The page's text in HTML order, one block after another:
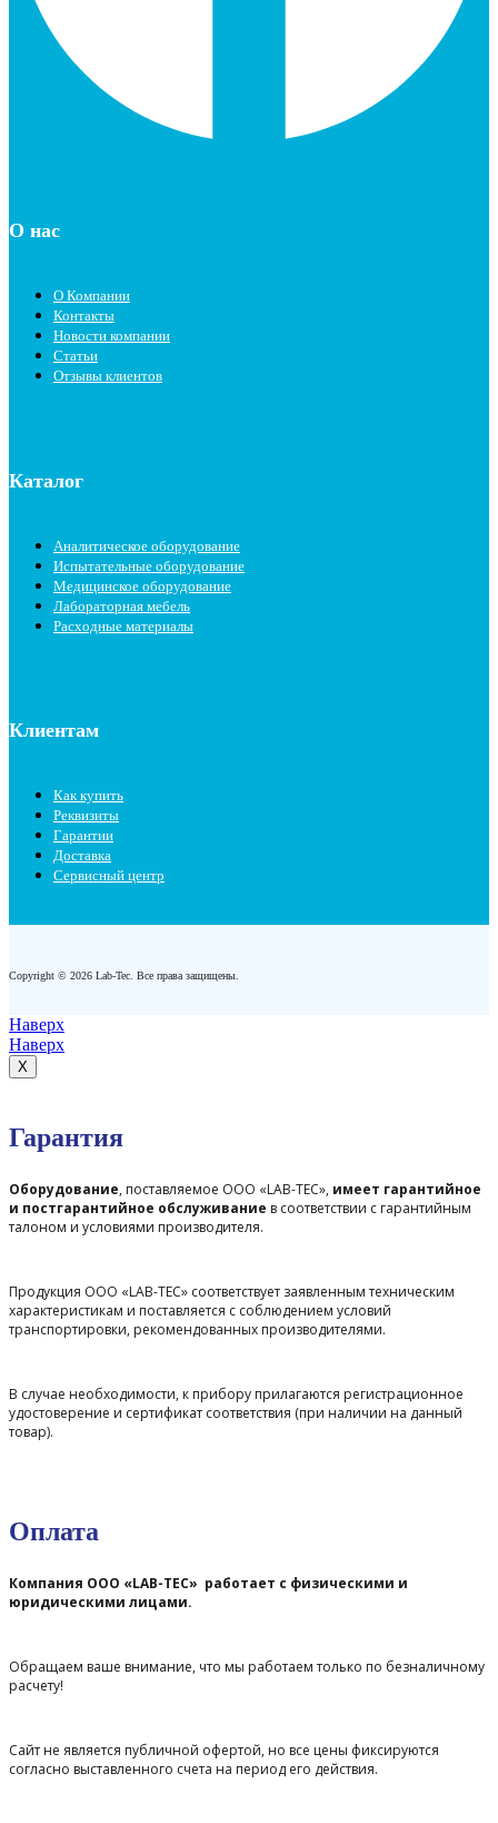
О нас
О Компании
Контакты
Новости компании
Статьи
Отзывы клиентов
Каталог
Аналитическое оборудование
Испытательные оборудование
Медицинское оборудование
Лабораторная мебель
Расходные материалы
Клиентам
Как купить
Реквизиты
Гарантии
Доставка
Сервисный центр
Copyright © 2026 Lab-Tec. Все права защищены.
Наверх
Наверх
X
Гарантия
Оборудование, поставляемое ООО «LAB-TEC», имеет гарантийное
и постгарантийное обслуживание в соответствии с гарантийным
талоном и условиями производителя.
Продукция ООО «LAB-TEC» соответствует заявленным техническим
характеристикам и поставляется с соблюдением условий
транспортировки, рекомендованных производителями.
В случае необходимости, к прибору прилагаются регистрационное
удостоверение и сертификат соответствия (при наличии на данный
товар).
Оплата
Компания ООО «LAB-TEC» работает с физическими и
юридическими лицами.
Обращаем ваше внимание, что мы работаем только по безналичному
расчету!
Сайт не является публичной офертой, но все цены фиксируются
согласно выставленного счета на период его действия.